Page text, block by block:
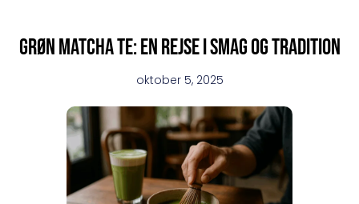
Grøn matcha te: en rejse i smag og tradition
oktober 5, 2025